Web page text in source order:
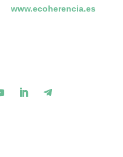
www.ecoherencia.es